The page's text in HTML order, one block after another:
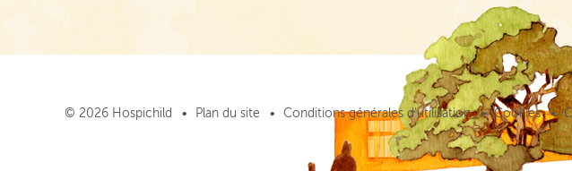
© 2026 Hospichild Plan du site Conditions générales d’utilisation Cookies